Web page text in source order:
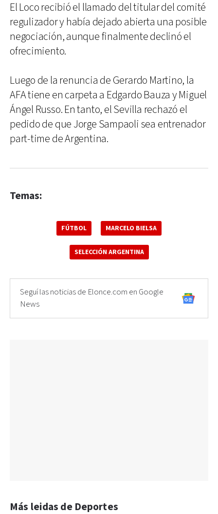
El Loco recibió el llamado del titular del comité
regulizador y había dejado abierta una posible
negociación, aunque finalmente declinó el
ofrecimiento.
Luego de la renuncia de Gerardo Martino, la
AFA tiene en carpeta a Edgardo Bauza y Miguel
Ángel Russo. En tanto, el Sevilla rechazó el
pedido de que Jorge Sampaoli sea entrenador
part-time de Argentina.
Temas:
FÚTBOL MARCELO BIELSA
SELECCIÓN ARGENTINA
Seguí las noticias de Elonce.com en Google
News
Más leidas de Deportes